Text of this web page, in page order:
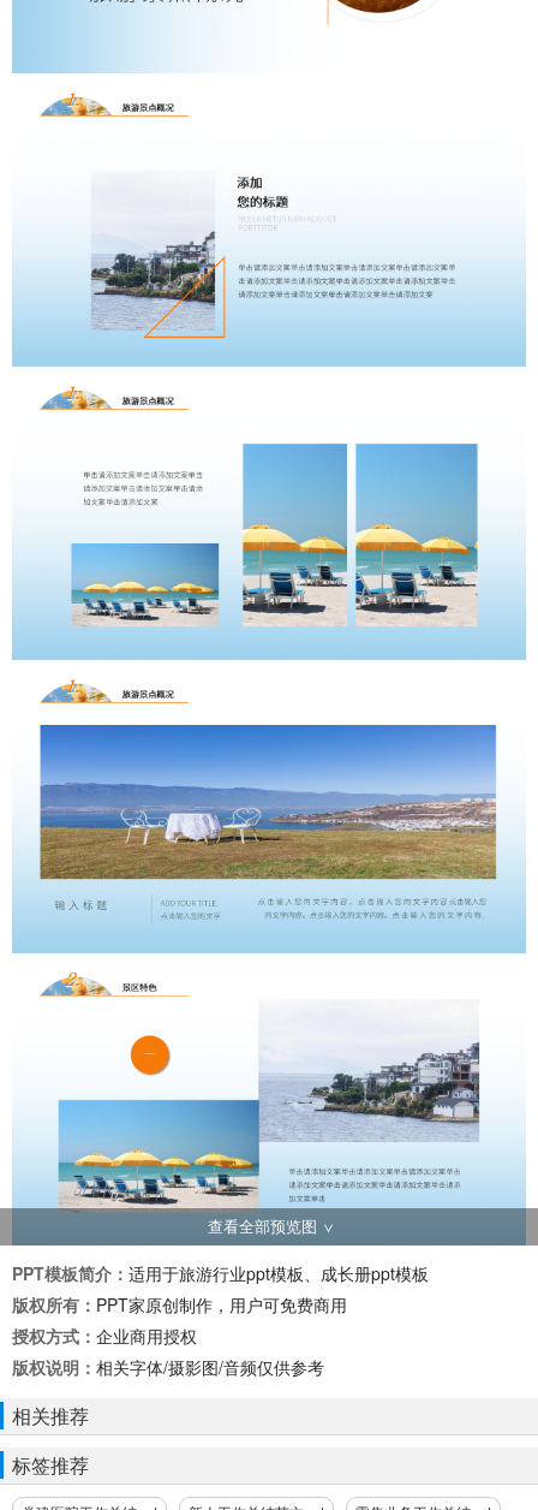
查看全部预览图
PPT模板简介： 适用于旅游行业ppt模板、成长册ppt模板
版权所有： PPT家原创制作，用户可免费商用
授权方式： 企业商用授权
版权说明： 相关字体/摄影图/音频仅供参考
相关推荐
标签推荐